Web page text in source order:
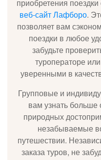
приобретения
веб-сайт Лафборо.
позволяет вам
поездки в любое
забудьте
туроператоре
уверенными в
Групповые и
вам узнать больше
природных
незабываемые
путешествии.
заказа туров, не